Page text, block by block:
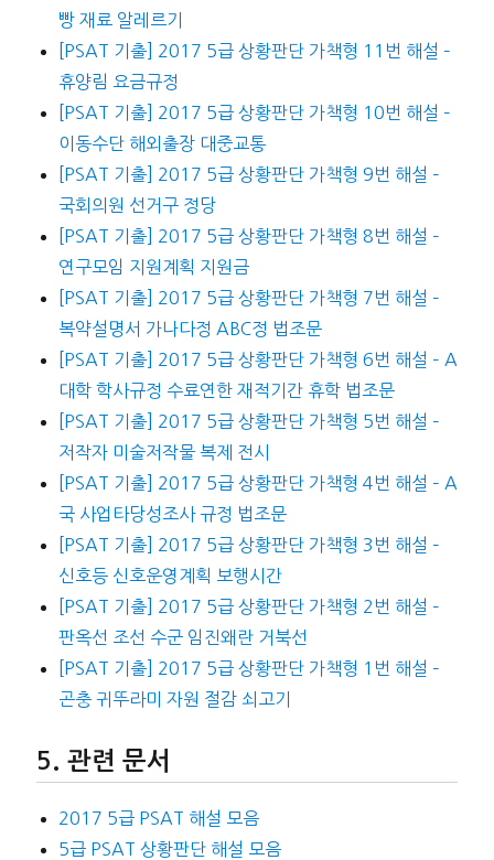
빵 재료 알레르기
[PSAT 기출] 2017 5급 상황판단 가책형 11번 해설 –
휴양림 요금규정
[PSAT 기출] 2017 5급 상황판단 가책형 10번 해설 –
이동수단 해외출장 대중교통
[PSAT 기출] 2017 5급 상황판단 가책형 9번 해설 –
국회의원 선거구 정당
[PSAT 기출] 2017 5급 상황판단 가책형 8번 해설 –
연구모임 지원계획 지원금
[PSAT 기출] 2017 5급 상황판단 가책형 7번 해설 –
복약설명서 가나다정 ABC정 법조문
[PSAT 기출] 2017 5급 상황판단 가책형 6번 해설 – A
대학 학사규정 수료연한 재적기간 휴학 법조문
[PSAT 기출] 2017 5급 상황판단 가책형 5번 해설 –
저작자 미술저작물 복제 전시
[PSAT 기출] 2017 5급 상황판단 가책형 4번 해설 – A
국 사업타당성조사 규정 법조문
[PSAT 기출] 2017 5급 상황판단 가책형 3번 해설 –
신호등 신호운영계획 보행시간
[PSAT 기출] 2017 5급 상황판단 가책형 2번 해설 –
판옥선 조선 수군 임진왜란 거북선
[PSAT 기출] 2017 5급 상황판단 가책형 1번 해설 –
곤충 귀뚜라미 자원 절감 쇠고기
관련 문서
2017 5급 PSAT 해설 모음
5급 PSAT 상황판단 해설 모음